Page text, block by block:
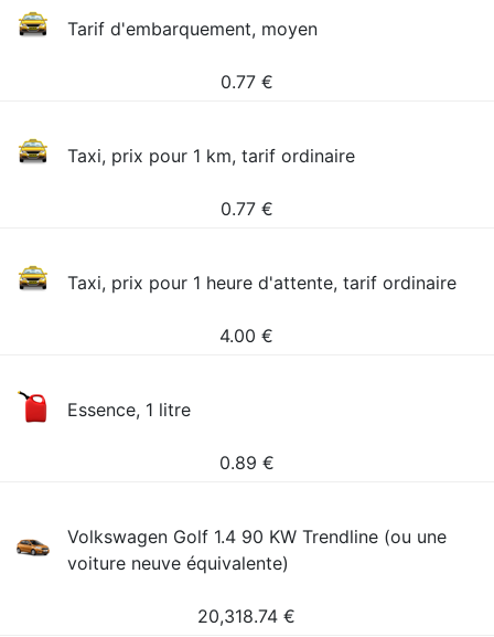
Tarif d'embarquement, moyen
0.77 €
Taxi, prix pour 1 km, tarif ordinaire
0.77 €
Taxi, prix pour 1 heure d'attente, tarif ordinaire
4.00 €
Essence, 1 litre
0.89 €
Volkswagen Golf 1.4 90 KW Trendline (ou une
voiture neuve équivalente)
20,318.74 €